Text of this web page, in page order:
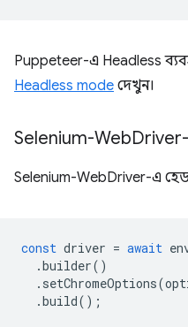
Puppeteer-এ Headless
Headless mode দেখুন।
Selenium-Web
Selenium-WebDriver-এ
const driver = await
.builder()
. setChromeOptions(
.build();